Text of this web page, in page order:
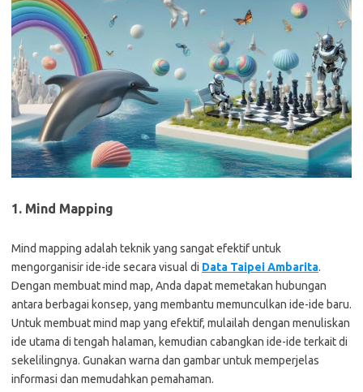
1. Mind Mapping
Mind mapping adalah teknik yang sangat efektif untuk
mengorganisir ide-ide secara visual di Data Taipei Ambarita.
Dengan membuat mind map, Anda dapat memetakan hubungan
antara berbagai konsep, yang membantu memunculkan ide-ide baru.
Untuk membuat mind map yang efektif, mulailah dengan menuliskan
ide utama di tengah halaman, kemudian cabangkan ide-ide terkait di
sekelilingnya. Gunakan warna dan gambar untuk memperjelas
informasi dan memudahkan pemahaman.